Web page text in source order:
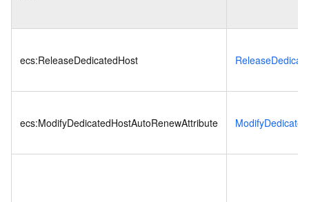
ecs:ReleaseDedicatedHost
ecs:ModifyDedicatedHostAutoRenewAttribute